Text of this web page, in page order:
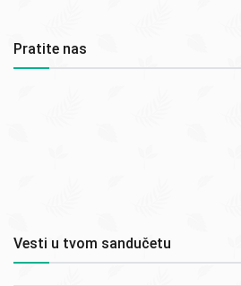
Pratite nas
Vesti u tvom sandučetu